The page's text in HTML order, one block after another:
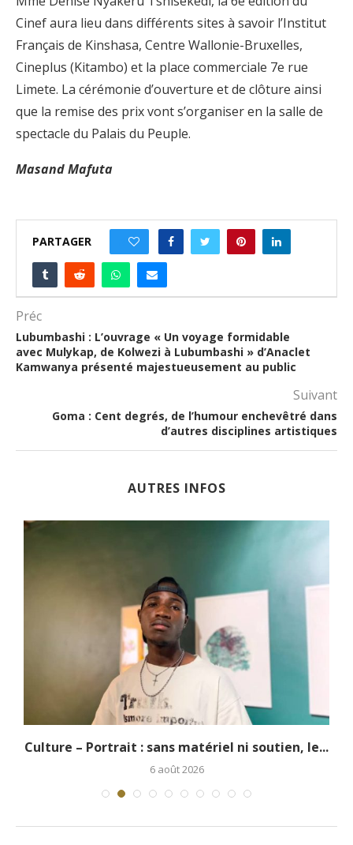
Cinef aura lieu dans différents sites à savoir l’Institut
Français de Kinshasa, Centre Wallonie-Bruxelles,
Cineplus (Kitambo) et la place commerciale 7e rue
Limete. La cérémonie d’ouverture et de clôture ainsi
que la remise des prix vont s’organiser en la salle de
spectacle du Palais du Peuple.
Masand Mafuta
PARTAGER
Préc
Lubumbashi : L’ouvrage « Un voyage formidable
avec Mulykap, de Kolwezi à Lubumbashi » d’Anaclet
Kamwanya présenté majestueusement au public
Suivant
Goma : Cent degrés, de l’humour enchevêtré dans
d’autres disciplines artistiques
AUTRES INFOS
Culture – Portrait : sans matériel ni soutien, le...
6 août 2026